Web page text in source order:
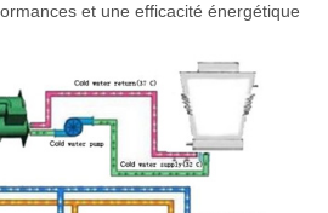
et une efficacité énergétique